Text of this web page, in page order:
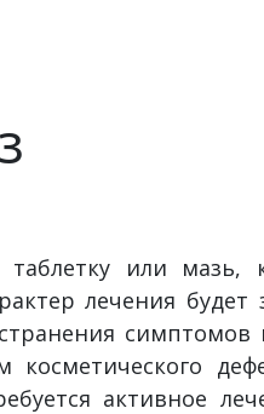
или мазь,
лечения
симптомов
активное